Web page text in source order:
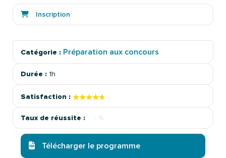
Inscription
Catégorie : Préparation aux concours
Durée : 1h
Satisfaction : ★★★★★
★★★★★
Taux de réussite : - %
Télécharger le programme